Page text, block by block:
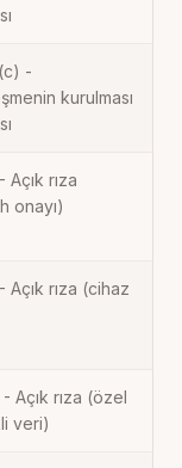
-
kurulması
Açık rıza
onayı)
Açık rıza (cihaz
Açık rıza (özel
veri)